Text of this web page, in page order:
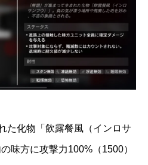
た化物「飲露餐風（インロサ
味方に攻撃力100%（1500）